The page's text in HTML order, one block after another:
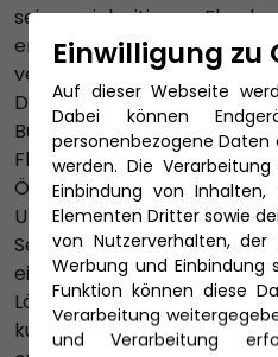
seine vielseitigen
entspringt im
verzweigten Donaudelta
Donau Kreuzfahrt
Budapest oder Belgrad
Fluss Europas fließt die
Österreich, Rumänien,
Ukraine sowie Kroatien –
Serbien und Moldawien.
einer Donaukreuzfahrt
Ländern bequem und
kulturelle Höhepunkte
Einwilligung zu
Auf dieser Webseite
Dabei können
personenbezogene
werden. Die
Einbindung von
Elementen Dritter sowie
von Nutzerverhalten, der
Werbung und Einbindung
Funktion können diese
Verarbeitung
und Verarbeitung